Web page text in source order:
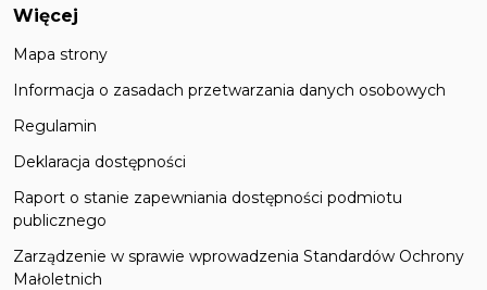
Więcej
Mapa strony
Informacja o zasadach przetwarzania danych osobowych
Regulamin
Deklaracja dostępności
Raport o stanie zapewniania dostępności podmiotu
publicznego
Zarządzenie w sprawie wprowadzenia Standardów Ochrony
Małoletnich